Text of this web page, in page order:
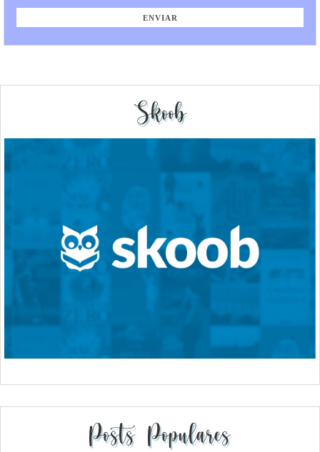
Skoob
Posts Populares